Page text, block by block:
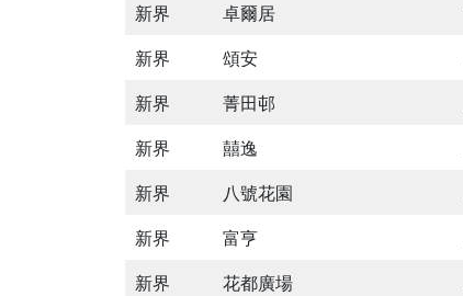
新界
卓爾居
新界
頌安
新界
菁田邨
新界
囍逸
新界
八號花園
新界
富亨
新界
花都廣場